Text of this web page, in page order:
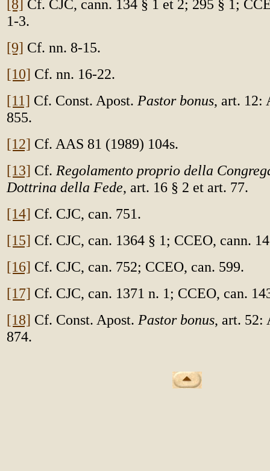
[8] Cf. CJC, cann. 134 § 1 et 2; 295 § 1;
1-3.
[9] Cf. nn. 8-15.
[10] Cf. nn. 16-22.
[11] Cf. Const. Apost. Pastor bonus, art. 12:
855.
[12] Cf. AAS 81 (1989) 104s.
[13] Cf. Regolamento proprio della
Dottrina della Fede, art. 16 § 2 et art. 77.
[14] Cf. CJC, can. 751.
[15] Cf. CJC, can. 1364 § 1; CCEO, cann.
[16] Cf. CJC, can. 752; CCEO, can. 599.
[17] Cf. CJC, can. 1371 n. 1; CCEO, can.
[18] Cf. Const. Apost. Pastor bonus, art. 52:
874.